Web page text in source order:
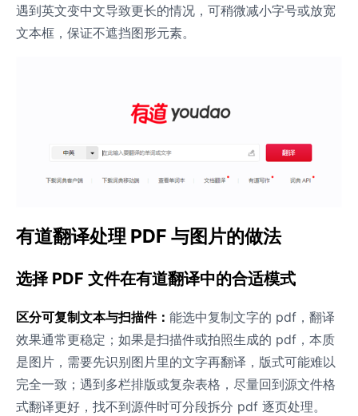
遇到英文变中文导致更长的情况，可稍微减小字号或放宽
文本框，保证不遮挡图形元素。
有道翻译处理 PDF 与图片的做法
选择 PDF 文件在有道翻译中的合适模式
区分可复制文本与扫描件： 能选中复制文字的 pdf，翻译
效果通常更稳定；如果是扫描件或拍照生成的 pdf，本质
是图片，需要先识别图片里的文字再翻译，版式可能难以
完全一致；遇到多栏排版或复杂表格，尽量回到源文件格
式翻译更好，找不到源件时可分段拆分 pdf 逐页处理。